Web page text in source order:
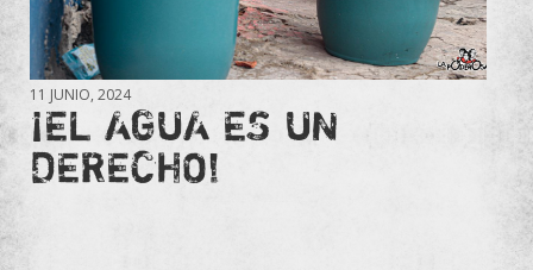
11 JUNIO, 2024
¡EL AGUA ES UN
DERECHO!